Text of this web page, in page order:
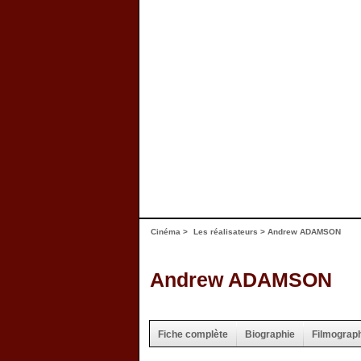
Cinéma > Les réalisateurs > Andrew ADAMSON
Andrew ADAMSON
Fiche complète Biographie